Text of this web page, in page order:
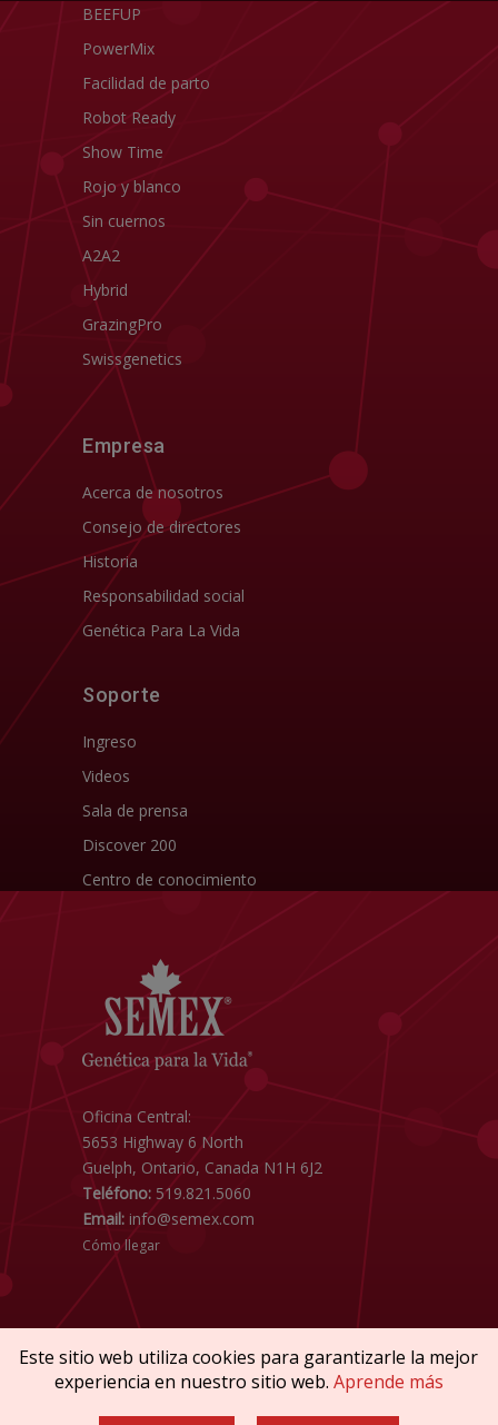
BEEFUP
PowerMix
Facilidad de parto
Robot Ready
Show Time
Rojo y blanco
Sin cuernos
A2A2
Hybrid
GrazingPro
Swissgenetics
Empresa
Acerca de nosotros
Consejo de directores
Historia
Responsabilidad social
Genética Para La Vida
Soporte
Ingreso
Videos
Sala de prensa
Discover 200
Centro de conocimiento
Oficina Central:
5653 Highway 6 North
Guelph, Ontario, Canada N1H 6J2
Teléfono: 519.821.5060
Email: info@semex.com
Cómo llegar
Copyright © 2026 SEMEX. Todos los derechos
Este sitio web utiliza cookies para garantizarle la mejor
experiencia en nuestro sitio web. Aprende más